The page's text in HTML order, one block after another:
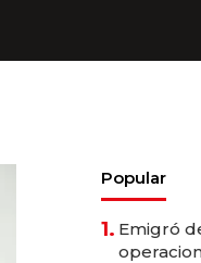
Popular
1. Emigró